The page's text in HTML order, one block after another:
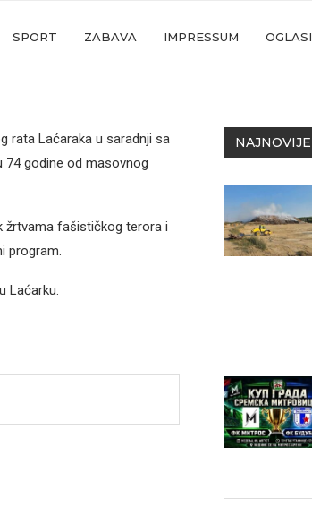
SPORT ZABAVA IMPRESSUM OGLASI
rata Laćaraka u saradnji sa
74 godine od masovnog
žrtvama fašističkog terora i
program.
Laćarku.
NAJNOVIJE